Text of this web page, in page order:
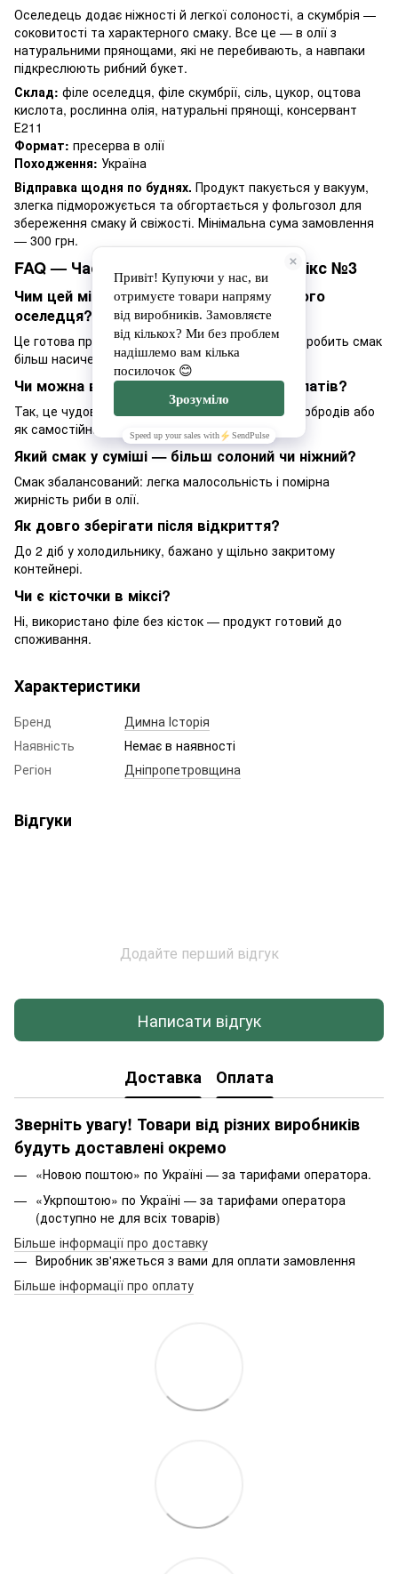
Оселедець додає ніжності й легкої солоності, а скумбрія —
соковитості та характерного смаку. Все це — в олії з
натуральними прянощами, які не перебивають, а навпаки
підкреслюють рибний букет.
Склад: філе оселедця, філе скумбрії, сіль, цукор, оцтова
кислота, рослинна олія, натуральні прянощі, консервант
Е211
Формат: пресерва в олії
Походження: Україна
Відправка щодня по буднях. Продукт пакується у вакуум,
злегка підморожується та обгортається у фольгозол для
збереження смаку й свіжості. Мінімальна сума замовлення
— 300 грн.
FAQ — Часті запитання про Рибний мікс №3
Чим цей мікс відрізняється від звичайного
оселедця?
Це готова пресерва з додаванням скумбрії, яка робить смак
більш насиченим і соковитим.
Чи можна використовувати мікс для салатів?
Так, це чудова основа для рибних салатів, бутербродів або
як самостійна закуска.
Який смак у суміші — більш солоний чи ніжний?
Смак збалансований: легка малосольність і помірна
жирність риби в олії.
Як довго зберігати після відкриття?
До 2 діб у холодильнику, бажано у щільно закритому
контейнері.
Чи є кісточки в міксі?
Ні, використано філе без кісток — продукт готовий до
споживання.
Характеристики
Бренд
Димна Історія
Наявність
Немає в наявності
Регіон
Дніпропетровщина
Відгуки
Додайте перший відгук
Написати відгук
Доставка Оплата
Зверніть увагу! Товари від різних виробників
будуть доставлені окремо
«Новою поштою» по Україні — за тарифами оператора.
«Укрпоштою» по Україні — за тарифами оператора
(доступно не для всіх товарів)
Більше інформації про доставку
Виробник зв'яжеться з вами для оплати замовлення
Більше інформації про оплату